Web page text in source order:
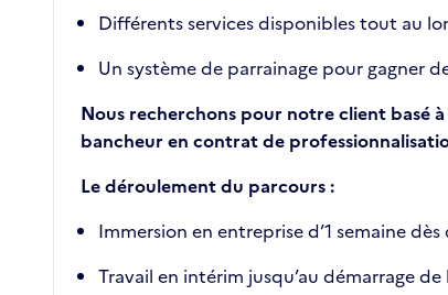
Différents services disponibles tout au
Un système de parrainage pour gagner
Nous recherchons pour notre client basé
bancheur en contrat de
Le déroulement du parcours :
Immersion en entreprise d’1 semaine
Travail en intérim jusqu’au démarrage